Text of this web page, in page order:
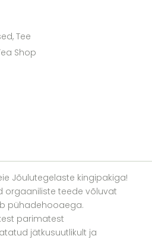
,Tee
Shop
Jõulutegelaste kingipakiga!
orgaaniliste teede võluvat
pühadehooaega.
parimatest
jätkusuutlikult ja